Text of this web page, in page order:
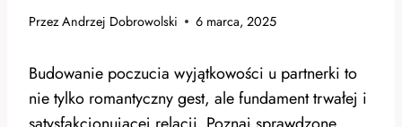
PrzezAndrzej Dobrowolski 6 marca, 2025
Budowanie poczucia wyjątkowości u partnerki to
nie tylko romantyczny gest, ale fundament trwałej i